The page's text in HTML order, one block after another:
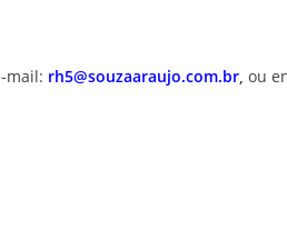
mail: rh5@souzaaraujo.com.br, ou